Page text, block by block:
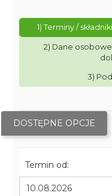
1) Terminy /
2) Dane
3)
DOSTĘPNE OPCJE
Termin od: